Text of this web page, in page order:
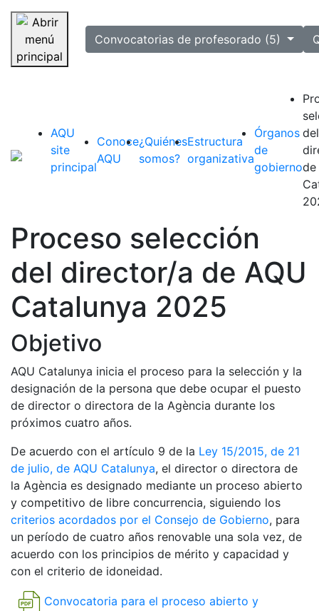
Saltar navegación
selectedConvocatorias de profesorado (5)
AQU
site
principal
Conoce
AQU
¿Quiénes
somos?
Estructura
organizativa
Órganos
de
gobierno
del
de
Proceso selección
del director/a de AQU
Catalunya 2025
Objetivo
AQU Catalunya inicia el proceso para la selección y la
designación de la persona que debe ocupar el puesto
de director o directora de la Agència durante los
próximos cuatro años.
De acuerdo con el artículo 9 de la Ley 15/2015, de 21
de julio, de AQU Catalunya, el director o directora de
la Agència es designado mediante un proceso abierto
y competitivo de libre concurrencia, siguiendo los
criterios acordados por el Consejo de Gobierno, para
un período de cuatro años renovable una sola vez, de
acuerdo con los principios de mérito y capacidad y
con el criterio de idoneidad.
Convocatoria para el proceso abierto y